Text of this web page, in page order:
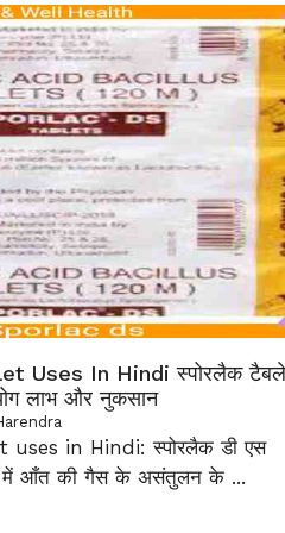
Uses In Hindi स्पोरलैक
लाभ और नुकसान
in Hindi: स्पोरलैक डी एस
में आँत की गैस के असंतुलन के ...